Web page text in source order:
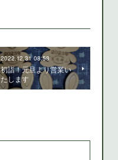
2022.12.31 08:58
初詣！元旦より営業い
たします